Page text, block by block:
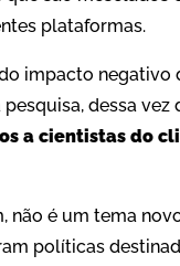
plataformas.
impacto negativo
dessa vez
a cientistas do
não é um tema
políticas